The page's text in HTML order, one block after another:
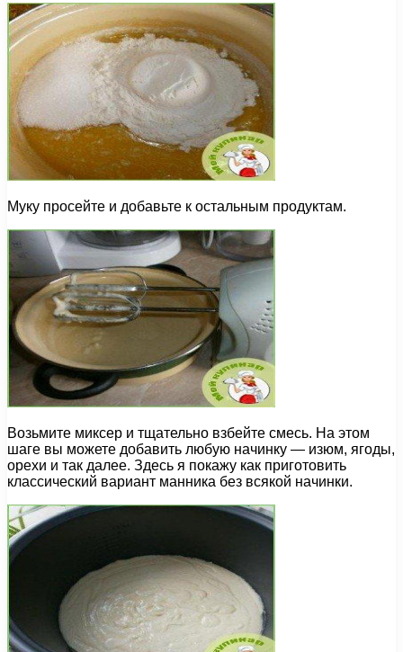
Муку просейте и добавьте к остальным продуктам.
Возьмите миксер и тщательно взбейте смесь. На этом
шаге вы можете добавить любую начинку — изюм, ягоды,
орехи и так далее. Здесь я покажу как приготовить
классический вариант манника без всякой начинки.